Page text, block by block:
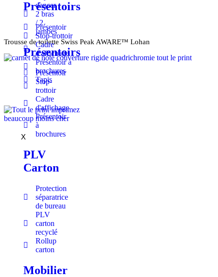
Présentoirs
Présentoir
Stop-trottoir
Cadre
d'affichage
Présentoir à
brochures
Tapis
X
dancer
2 bras
/ 2
jambes
Présentoirs
Présentoir
Stop-
trottoir
Cadre
d'affichage
Présentoir
à
brochures
PLV
Carton
Protection
séparatrice
de bureau
PLV
carton
recyclé
Rollup
carton
Mobilier
Trousse de toilette Swiss Peak AWARE™ Lohan